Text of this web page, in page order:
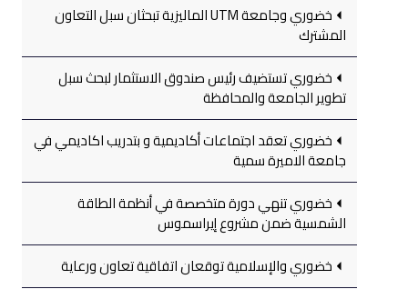
خضوري وجامعة UTM الماليزية تبحثان سبل التعاون
المشترك
خضوري تستضيف رئيس صندوق الاستثمار لبحث سبل
تطوير الجامعة والمحافظة
خضوري تعقد اجتماعات أكاديمية و بتدريب اكاديمي في
جامعة الاميرة سمية
خضوري تنهي دورة متخصصة في أنظمة الطاقة
الشمسية ضمن مشروع إيراسموس
خضوري والإسلامية توقعان اتفاقية تعاون ورعاية